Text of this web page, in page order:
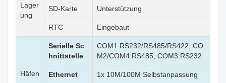
Lager
ung
SD-Karte Unterstützung
RTC Eingebaut
Häfen
Serielle Sc
hnittstelle
COM1:RS232/RS485/RS422; CO
M2/COM4:RS485; COM3:RS232
Ethernet 1x 10M/100M Selbstanpassung